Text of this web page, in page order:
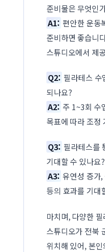
준비물은 무엇인
A1: 편안한 운동
준비하면 좋습니
스튜디오에서 제
Q2: 필라테스 수
되나요?
A2: 주 1~3회 수
목표에 따라 조정
Q3: 필라테스를
기대할 수 있나요?
A3: 유연성 증가,
등의 효과를 기대
마치며, 다양한
스튜디오가 전북
위치해 있어, 본